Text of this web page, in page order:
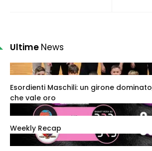
Ultime News
Esordienti Maschili: un girone
che vale oro
Weekly Recap